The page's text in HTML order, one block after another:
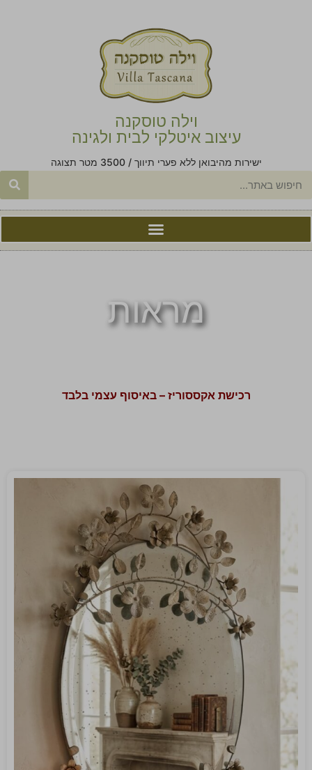
וילה טוסקנה
עיצוב איטלקי לבית ולגינה
ישירות מהיבואן ללא פערי תיווך / 3500 מטר תצוגה
מראות
רכישת אקססוריז – באיסוף עצמי בלבד